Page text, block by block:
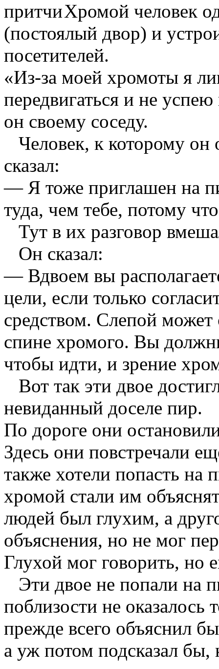
Хромой человек
(постоялый двор) и
посетителей.
«Из-за моей хромоты я
передвигаться и не
он своему соседу.
Человек, к которому он
сказал:
— Я тоже приглашен на
туда, чем тебе, потому
Тут в их разговор
Он сказал:
— Вдвоем вы
цели, если только
средством. Слепой может
спине хромого. Вы
чтобы идти, и зрение
Вот так эти двое
невиданный доселе пир.
По дороге они
Здесь они повстречали
также хотели попасть на
хромой стали им
людей был глухим, а
объяснения, но не мог
Глухой мог говорить, но
Эти двое не попали на
поблизости не оказалось
прежде всего объяснил
а уж потом подсказал бы,